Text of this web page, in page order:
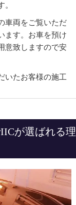
車両をご覧いただ
ます。お車を預け
意致しますので安
いたお客様の施工
が選ばれる理